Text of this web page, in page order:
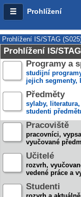
Prohlížení
Prohlížení IS/STAG
Prohlížení IS/STAG
Programy a
studijní
jejich segmenty,
Předměty
sylaby,
studenti
Pracoviště
pracovníci,
vyučované
Učitelé
rozvrh,
vedené práce a
Studenti